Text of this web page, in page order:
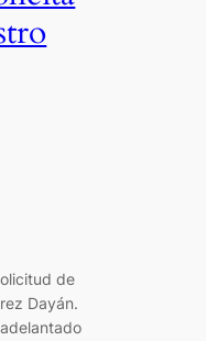
de
Dayán.